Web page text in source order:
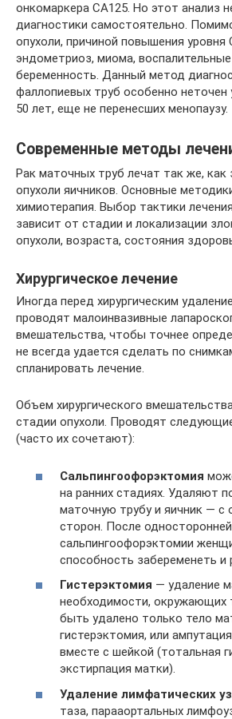
онкомаркера CA125. Но этот анализ
диагностики самостоятельно.
опухоли, причиной повышения
эндометриоз, миома,
беременность. Данный метод
фаллопиевых труб особенно
50 лет, еще не перенесших менопаузу.
Современные методы
Рак маточных труб лечат так же, как
опухоли яичников. Основные
химиотерапия. Выбор тактики
зависит от стадии и локализации
опухоли, возраста, состояния
Хирургическое лечение
Иногда перед хирургическим
проводят малоинвазивные
вмешательства, чтобы точнее
не всегда удается сделать по
спланировать лечение.
Объем хирургического
стадии опухоли. Проводят
(часто их сочетают):
Сальпингоофорэктомия
на ранних стадиях. Удаляют
маточную трубу и яичник — с
сторон. После односторонней
сальпингоофорэктомии
способность забеременеть и
Гистерэктомия — удаление
необходимости, окружающих
быть удалено только тело
гистерэктомия, или
вместе с шейкой (тотальная
экстирпация матки).
Удаление лимфатических
таза, парааортальных